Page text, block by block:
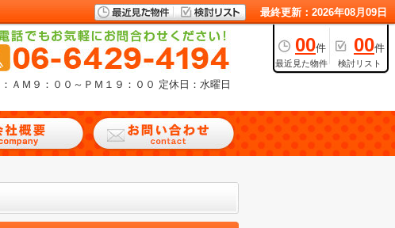
最終更新：2026年08月09日
00件
最近見た物件
00件
検討リスト
ＡＭ９：００～ＰＭ１９：００ 定休日：水曜日